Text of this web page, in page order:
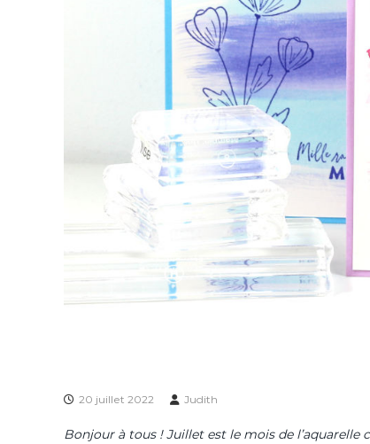
20 juillet 2022 Judith
Bonjour à tous ! Juillet est le mois de l’aquarelle